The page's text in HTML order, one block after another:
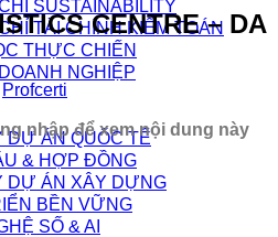
SUSTAINABILITY
TÀI CHÍNH KIỂM TOÁN
THỰC CHIẾN
NGHIỆP
DỰ ÁN QUỐC TẾ
& HỢP ĐỒNG
DỰ ÁN XÂY DỰNG
BỀN VỮNG
SỐ & AI
CENTRE – DA
Profcerti
nhập để xem nội dung này